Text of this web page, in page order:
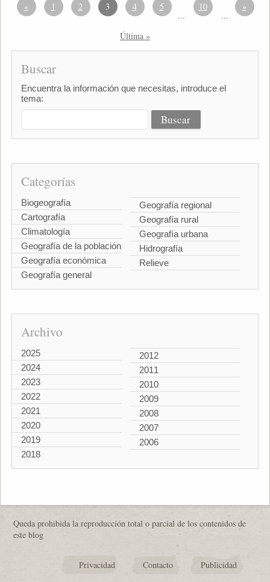
« 1 2 3 4 5
...
10
...
»
Última »
Buscar
Encuentra la información que necesitas, introduce el
tema:
Categorías
Biogeografía
Cartografía
Climatología
Geografía de la población
Geografía económica
Geografía general
Geografía regional
Geografía rural
Geografía urbana
Hidrografía
Relieve
Archivo
2025
2024
2023
2022
2021
2020
2019
2018
2012
2011
2010
2009
2008
2007
2006
Queda prohibida la reproducción total o parcial de los contenidos de
este blog
Privacidad Contacto Publicidad